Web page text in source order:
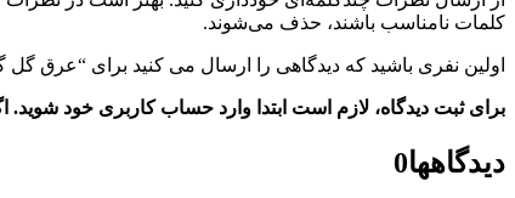
کلمات نامناسب باشند، حذف می‌شوند.
اولین نفری باشید که دیدگاهی را ارسال می کنید برای “عرق گل
برای ثبت دیدگاه، لازم است ابتدا وارد حساب کاربری خود
دیدگاهها0